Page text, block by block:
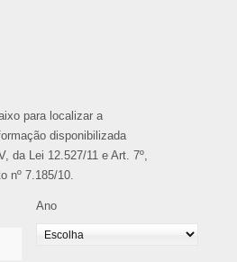
para localizar a
disponibilizada
da Lei 12.527/11 e Art. 7º,
nº 7.185/10.
Ano